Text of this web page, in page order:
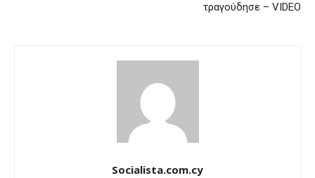
τραγούδησε – VIDEO
Socialista.com.cy